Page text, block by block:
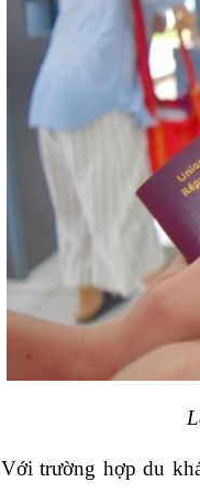
Với trường hợp du